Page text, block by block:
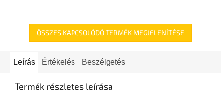
ÖSSZES KAPCSOLÓDÓ TERMÉK MEGJELENÍTÉSE
Leírás Értékelés Beszélgetés
Termék részletes leírása